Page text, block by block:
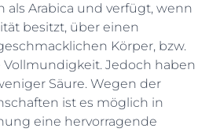
als Arabica und verfügt, wenn
besitzt, über einen
Körper, bzw.
Jedoch haben
Säure. Wegen der
ist es möglich in
eine hervorragende